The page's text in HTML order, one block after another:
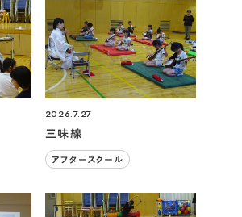
2026.7.27
三味線
アフタースクール